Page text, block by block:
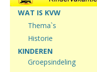
WAT IS KVW
Thema`s
Historie
KINDEREN
Groepsindeling